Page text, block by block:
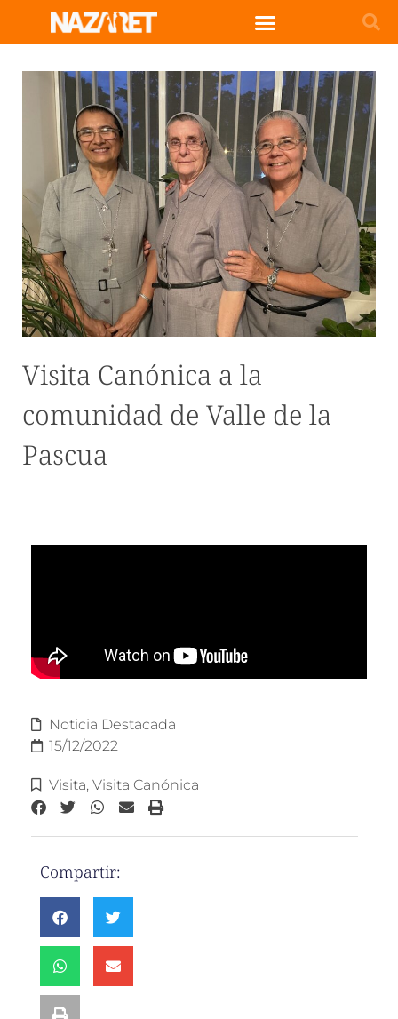
Visita Canónica a la
comunidad de Valle de la
Pascua
Noticia Destacada
15/12/2022
Visita, Visita Canónica
Compartir: